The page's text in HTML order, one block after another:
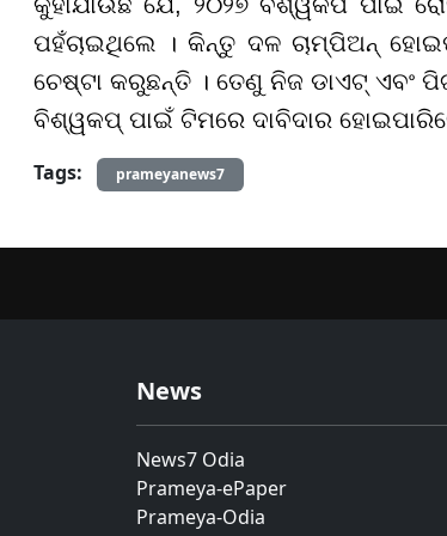
ପହଁଚାଇଥିଲେ । କିନ୍ତୁ ଦଳ ଚାମ୍ପିଅନ୍
ଚେଷ୍ଟା କରୁଛନ୍ତି । ତେଣୁ ନିଜ ଡାଏଟ୍ ଏବଂ
ବିଶ୍ୱକପ୍ ପାଇଁ ଟିମରେ ଦାବିଦାର
Tags:
prameyanews7
News
News7 Odia
Prameya-ePaper
Prameya-Odia